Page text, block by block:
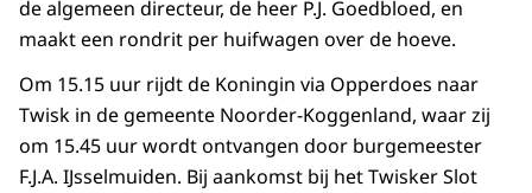
de algemeen directeur, de heer P.J. Goedbloed, en
maakt een rondrit per huifwagen over de hoeve.
Om 15.15 uur rijdt de Koningin via Opperdoes naar
Twisk in de gemeente Noorder-Koggenland, waar zij
om 15.45 uur wordt ontvangen door burgemeester
F.J.A. IJsselmuiden. Bij aankomst bij het Twisker Slot